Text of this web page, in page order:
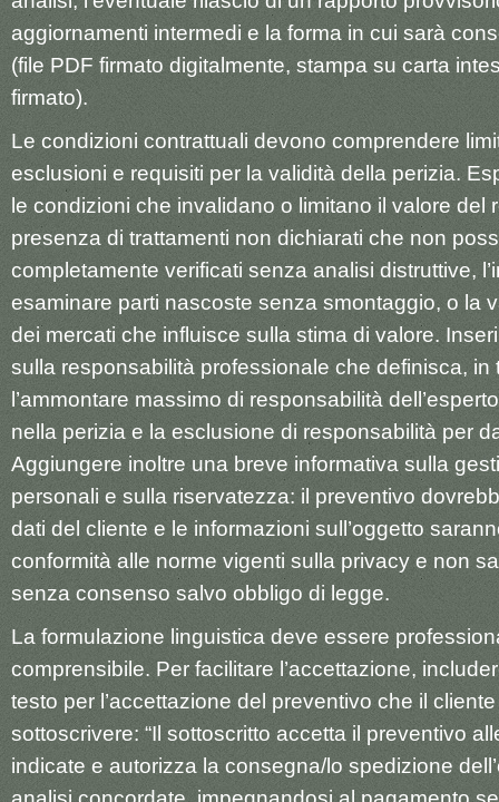
aggiornamenti intermedi e la forma in cui sarà
(file PDF firmato digitalmente, stampa su carta
firmato).
Le condizioni contrattuali devono comprendere
esclusioni e requisiti per la validità della perizia.
le condizioni che invalidano o limitano il valore del
presenza di trattamenti non dichiarati che non
completamente verificati senza analisi distruttive,
esaminare parti nascoste senza smontaggio, o la
dei mercati che influisce sulla stima di valore.
sulla responsabilità professionale che definisca, in
l’ammontare massimo di responsabilità
nella perizia e la esclusione di responsabilità per
Aggiungere inoltre una breve informativa sulla
personali e sulla riservatezza: il preventivo
dati del cliente e le informazioni sull’oggetto
conformità alle norme vigenti sulla privacy e non
senza consenso salvo obbligo di legge.
La formulazione linguistica deve essere
comprensibile. Per facilitare l’accettazione,
testo per l’accettazione del preventivo che il
sottoscrivere: “Il sottoscritto accetta il preventivo
indicate e autorizza la consegna/lo spedizione